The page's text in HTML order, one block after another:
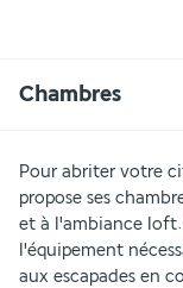
Chambres
Pour abriter votre
propose ses
et à l'ambiance
l'équipement
aux escapades en